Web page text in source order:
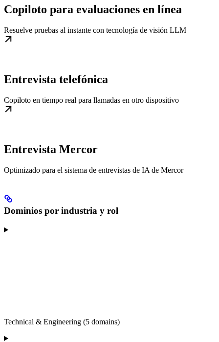
Copiloto para evaluaciones en línea
Resuelve pruebas al instante con tecnología de visión LLM
Entrevista telefónica
Copiloto en tiempo real para llamadas en otro dispositivo
Entrevista Mercor
Optimizado para el sistema de entrevistas de IA de Mercor
Dominios por industria y rol
Technical & Engineering (5 domains)